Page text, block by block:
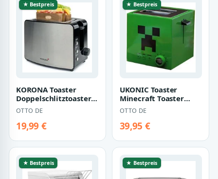
★ Bestpreis
KORONA Toaster
Doppelschlitztoaster
21250 2-Scheiben-
Toaster, 2 Schlit…
OTTO DE
19,99 €
★ Bestpreis
UKONIC Toaster
Minecraft Toaster
Green Creeper Cube
OTTO DE
39,95 €
★ Bestpreis ★ Bestpreis